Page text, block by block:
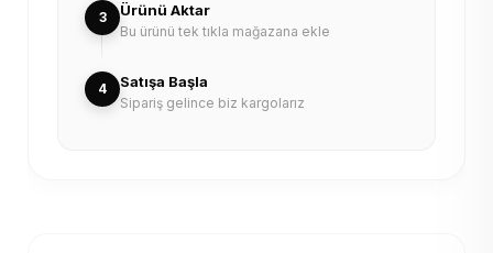
3 Ürünü Aktar
Bu ürünü tek tıkla mağazana ekle
4 Satışa Başla
Sipariş gelince biz kargolarız